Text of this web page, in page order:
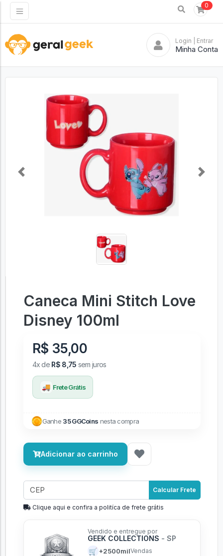
0
Login | Entrar
Minha Conta
Previous Next
Caneca Mini Stitch Love
Disney 100ml
R$ 35,00
4x de R$ 8,75 sem juros
🚚 Frete Grátis
Ganhe 35 GGCoins nesta compra
Adicionar ao carrinho
Calcular Frete
Clique aqui e confira a politíca de frete grátis
Vendido e entregue por
GEEK COLLECTIONS - SP
🛒 +2500milVendas